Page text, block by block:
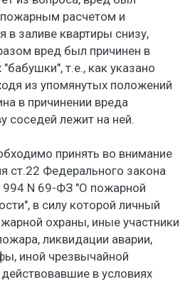
пожарным расчетом и
в заливе квартиры снизу,
вред был причинен в
"бабушки", т.е., как указано
из упомянутых положений
в причинении вреда
соседей лежит на ней.
принять во внимание
ст.22 Федерального закона
N 69-ФЗ "О пожарной
в силу которой личный
охраны, иные участники
ликвидации аварии,
иной чрезвычайной
действовавшие в условиях